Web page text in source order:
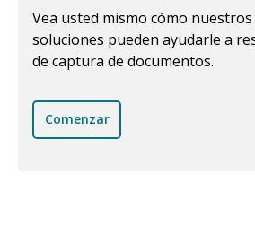
Vea usted mismo cómo
soluciones pueden ayudarle a
de captura de documentos.
Comenzar